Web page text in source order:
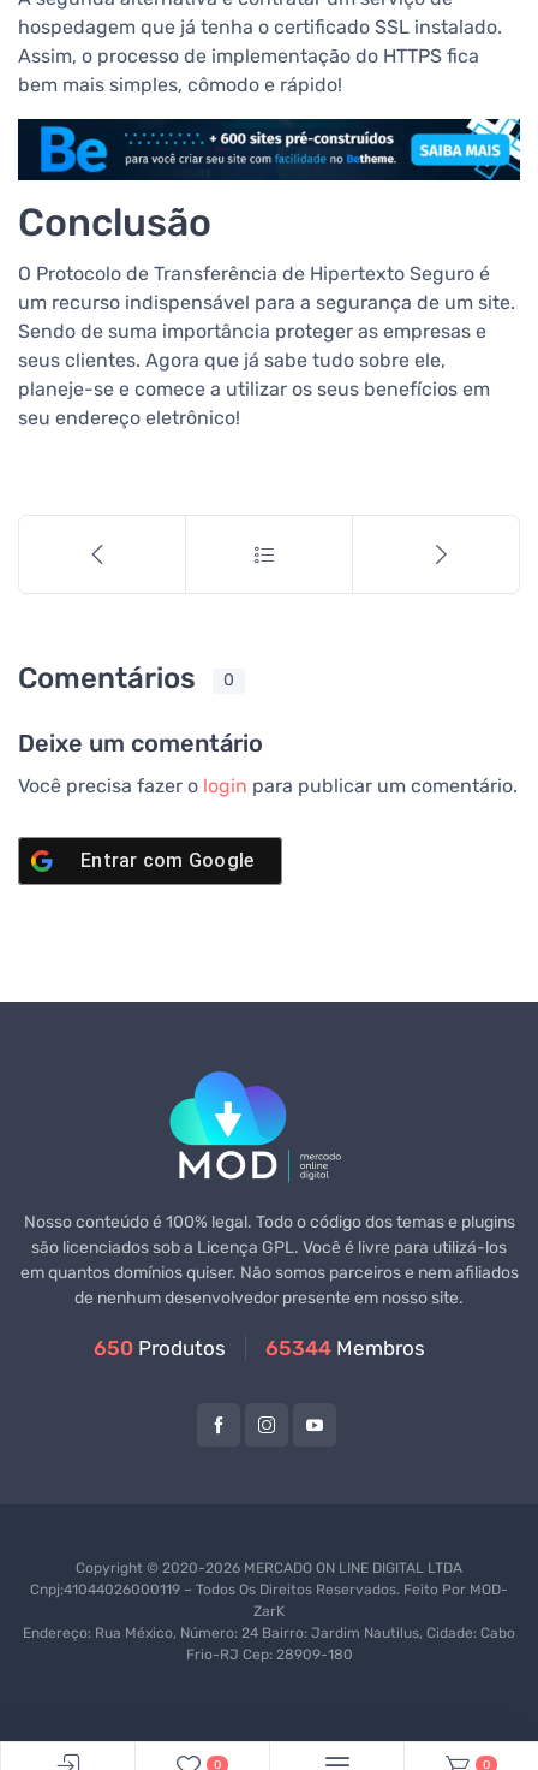
hospedagem que já tenha o certificado SSL instalado.
Assim, o processo de implementação do HTTPS fica
bem mais simples, cômodo e rápido!
Conclusão
O Protocolo de Transferência de Hipertexto Seguro é
um recurso indispensável para a segurança de um site.
Sendo de suma importância proteger as empresas e
seus clientes. Agora que já sabe tudo sobre ele,
planeje-se e comece a utilizar os seus benefícios em
seu endereço eletrônico!
Comentários 0
Deixe um comentário
Você precisa fazer o login para publicar um comentário.
Entrar com Google
Nosso conteúdo é 100% legal. Todo o código dos temas e plugins
são licenciados sob a Licença GPL. Você é livre para utilizá-los
em quantos domínios quiser. Não somos parceiros e nem afiliados
de nenhum desenvolvedor presente em nosso site.
650 Produtos 65344 Membros
Copyright © 2020-2026 MERCADO ON LINE DIGITAL LTDA
Cnpj:41044026000119 – Todos Os Direitos Reservados. Feito Por MOD-
ZarK
Endereço: Rua México, Número: 24 Bairro: Jardim Nautilus, Cidade: Cabo
Frio-RJ Cep: 28909-180
0 0